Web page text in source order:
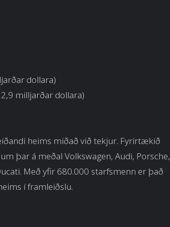
dollara)
milljarðar dollara)
heims miðað við tekjur. Fyrirtækið
þar á meðal Volkswagen, Audi, Porsche,
Með yfir 680.000 starfsmenn er það
í framleiðslu.